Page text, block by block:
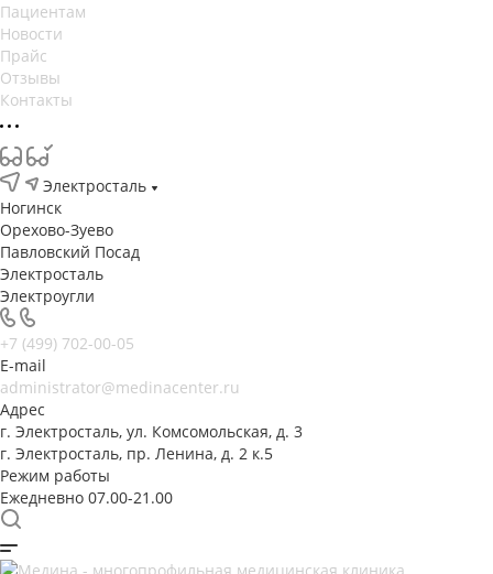
Пациентам
Новости
Прайс
Отзывы
Контакты
Электросталь
Ногинск
Орехово-Зуево
Павловский Посад
Электросталь
Электроугли
+7 (499) 702-00-05
E-mail
administrator@medinacenter.ru
Адрес
г. Электросталь, ул. Комсомольская, д. 3
г. Электросталь, пр. Ленина, д. 2 к.5
Режим работы
Ежедневно 07.00-21.00